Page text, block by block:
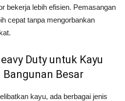
bekerja lebih efisien. Pemasangan
cepat tanpa mengorbankan
Duty untuk Kayu
Besar
kayu, ada berbagai jenis